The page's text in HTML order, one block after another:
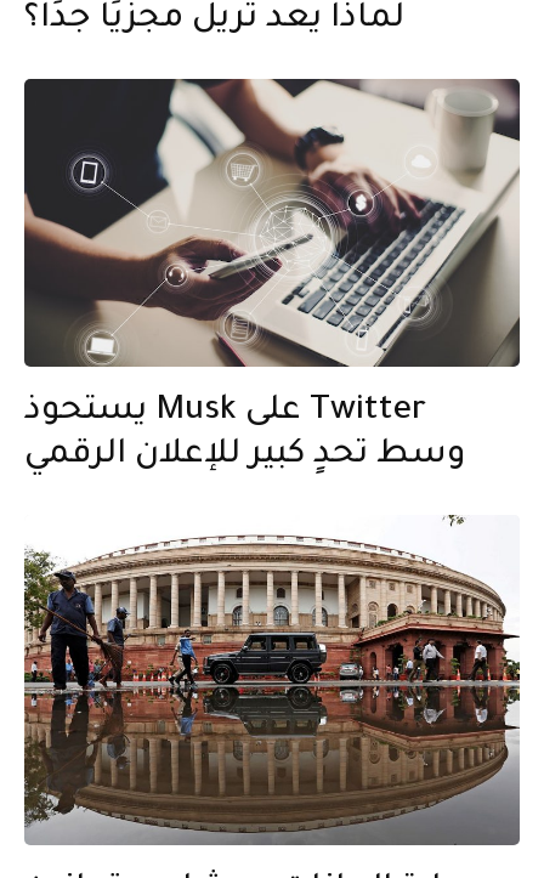
لماذا يعد تريل مجزيًا جدًا؟
يستحوذ Musk على Twitter
وسط تحدٍ كبير للإعلان الرقمي